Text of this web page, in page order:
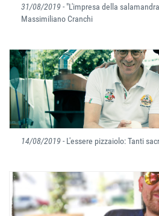
31/08/2019- "L'impresa della
Massimiliano Cranchi
14/08/2019- L'essere pizzaiolo: Tanti